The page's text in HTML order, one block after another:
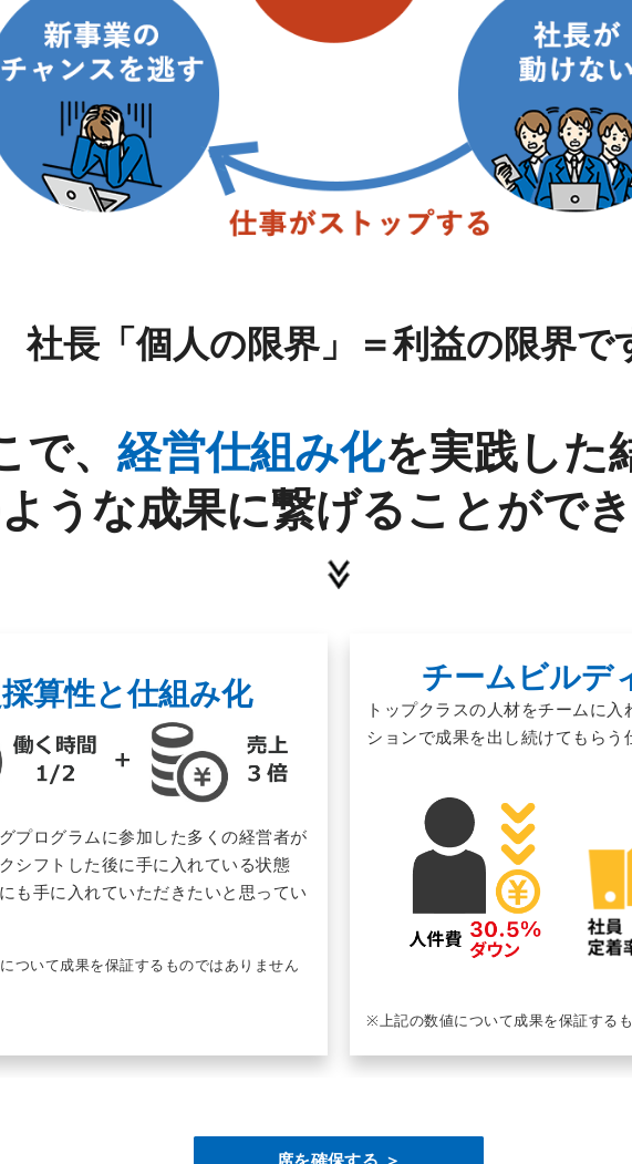
社長「個人の限界」＝利益の限界で
で、 経営仕組み化を実践した
うな成果に繋げることができ
算性と仕組み化
プログラムに参加した多くの経営者が
シフトした後に手に入れている状態
も手に入れていただきたいと思ってい
ついて成果を保証するものではありません
チームビルデ
トップクラスの人材をチームに入
ションで成果を出し続けてもらう
※上記の数値について成果を保証する